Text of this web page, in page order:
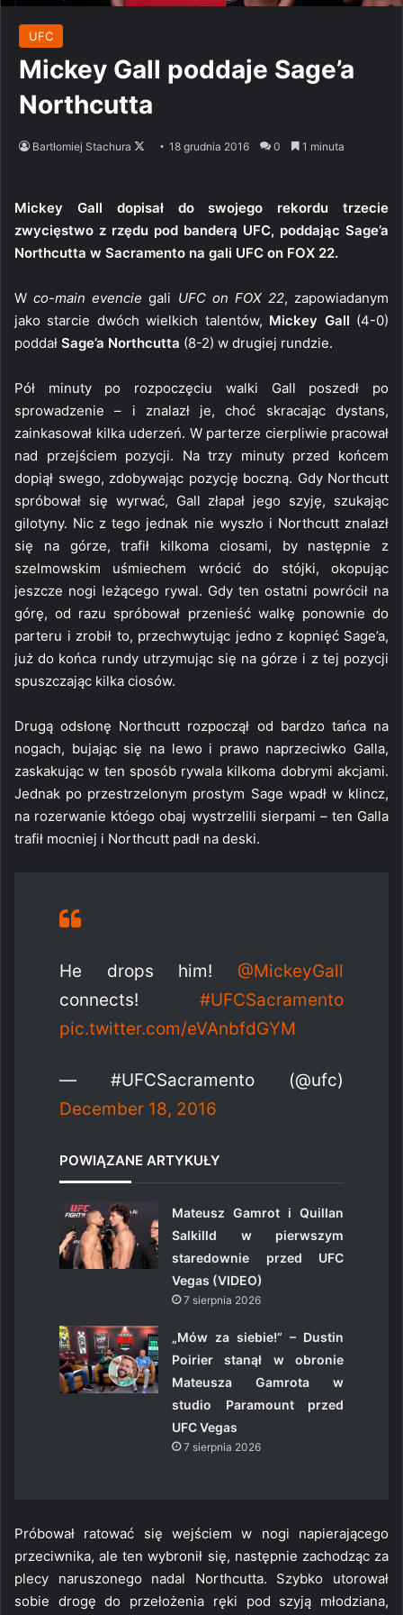
UFC
Mickey Gall poddaje Sage’a
Northcutta
Bartłomiej Stachura
Follow18 grudnia 2016 0 1 minuta
Mickey Gall dopisał do swojego rekordu trzecie
zwycięstwo z rzędu pod banderą UFC, poddając Sage’a
Northcutta w Sacramento na gali UFC on FOX 22.
Wco-main evencie gali UFC on FOX 22, zapowiadanym
jako starcie dwóch wielkich talentów, Mickey Gall (4-0)
poddał Sage’a Northcutta (8-2) w drugiej rundzie.
Pół minuty po rozpoczęciu walki Gall poszedł po
sprowadzenie – i znalazł je, choć skracając dystans,
zainkasował kilka uderzeń. W parterze cierpliwie pracował
nad przejściem pozycji. Na trzy minuty przed końcem
dopiął swego, zdobywając pozycję boczną. Gdy Northcutt
spróbował się wyrwać, Gall złapał jego szyję, szukając
gilotyny. Nic z tego jednak nie wyszło i Northcutt znalazł
się na górze, trafił kilkoma ciosami, by następnie z
szelmowskim uśmiechem wrócić do stójki, okopując
jeszcze nogi leżącego rywal. Gdy ten ostatni powrócił na
górę, od razu spróbował przenieść walkę ponownie do
parteru i zrobił to, przechwytując jedno z kopnięć Sage’a,
już do końca rundy utrzymując się na górze i z tej pozycji
spuszczając kilka ciosów.
Drugą odsłonę Northcutt rozpoczął od bardzo tańca na
nogach, bujając się na lewo i prawo naprzeciwko Galla,
zaskakując w ten sposób rywala kilkoma dobrymi akcjami.
Jednak po przestrzelonym prostym Sage wpadł w klincz,
na rozerwanie któego obaj wystrzelili sierpami – ten Galla
trafił mocniej i Northcutt padł na deski.
He drops him! @MickeyGall
connects! #UFCSacramento
pic.twitter.com/eVAnbfdGYM
— #UFCSacramento (@ufc)
December 18, 2016
POWIĄZANE ARTYKUŁY
Mateusz Gamrot i Quillan
Salkilld w pierwszym
staredownie przed UFC
Vegas (VIDEO)
7 sierpnia 2026
„Mów za siebie!” – Dustin
Poirier stanął w obronie
Mateusza Gamrota w
studio Paramount przed
UFC Vegas
7 sierpnia 2026
Próbował ratować się wejściem w nogi napierającego
przeciwnika, ale ten wybronił się, następnie zachodząc za
plecy naruszonego nadal Northcutta. Szybko utorował
sobie drogę do przełożenia ręki pod szyją młodziana,